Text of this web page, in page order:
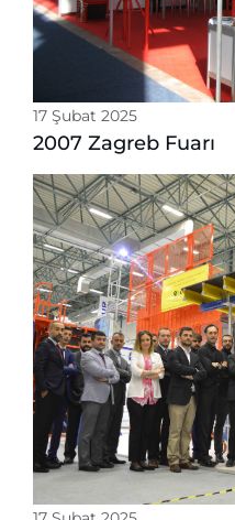
17 Şubat 2025
2007 Zagreb Fuarı